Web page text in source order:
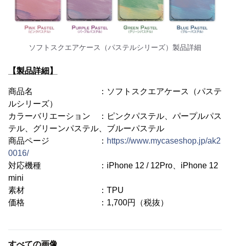
ソフトスクエアケース（パステルシリーズ）製品詳細
【製品詳細】
商品名 ：ソフトスクエアケース（パステ
ルシリーズ）
カラーバリエーション ：ピンクパステル、パープルパス
テル、グリーンパステル、ブルーパステル
商品ページ ： https://www.mycaseshop.jp/ak2
0016/
対応機種 ：iPhone 12 / 12Pro、iPhone 12
mini
素材 ：TPU
価格 ：1,700円（税抜）
すべての画像